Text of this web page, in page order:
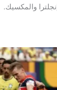
والمكسيك.